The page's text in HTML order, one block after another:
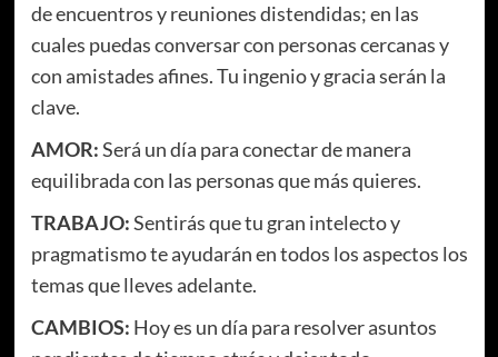
de encuentros y reuniones distendidas; en las
cuales puedas conversar con personas cercanas y
con amistades afines. Tu ingenio y gracia serán la
clave.
AMOR:Será un día para conectar de manera
equilibrada con las personas que más quieres.
TRABAJO:Sentirás que tu gran intelecto y
pragmatismo te ayudarán en todos los aspectos los
temas que lleves adelante.
CAMBIOS: Hoy es un día para resolver asuntos